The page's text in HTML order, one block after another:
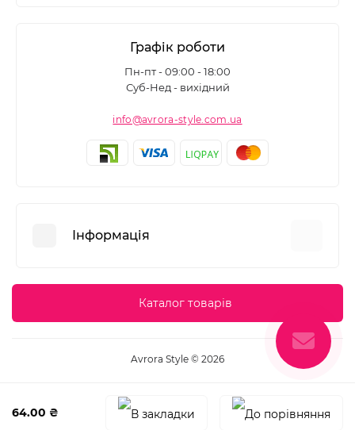
64.00 ₴
Графік роботи
Пн-пт - 09:00 - 18:00
Суб-Нед - вихідний
info@avrora-style.com.ua
Інформація
Угода користувача
Повернення товару
Виробники
Каталог товарів
Avrora Style © 2026